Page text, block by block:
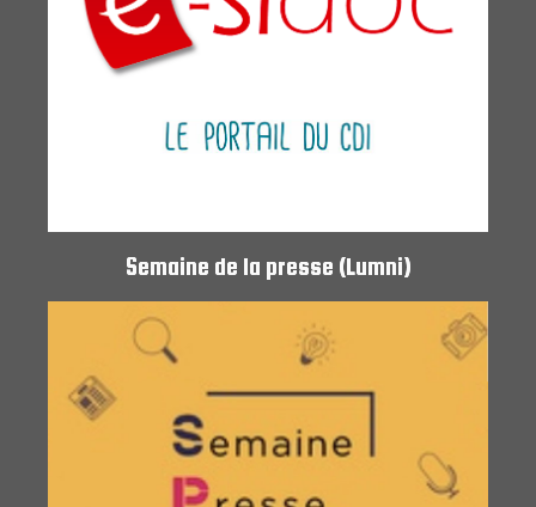
Semaine de la presse (Lumni)